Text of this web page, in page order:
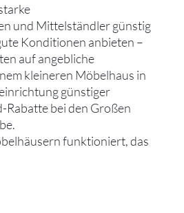
und Mittelständler günstig
Konditionen anbieten –
auf angebliche
kleineren Möbelhaus in
günstiger
Rabatte bei den Großen
funktioniert, das